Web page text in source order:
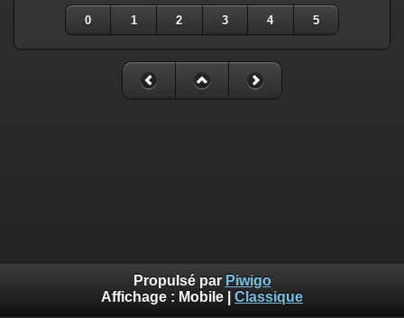
0 1 2 3 4 5
Propulsé par Piwigo
Affichage : Mobile Classique